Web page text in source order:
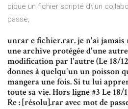
pique un fichier scripté d\'un
passe,
unrar e fichier.rar. je n'ai jamais
une archive protégée d'une
modification par l'autre (Le 18/
donnes à quelqu'un un poisson
mangera une fois. Si tu lui
toute sa vie. Hors ligne #3 Le 18/
Re : [résolu].rar avec mot de